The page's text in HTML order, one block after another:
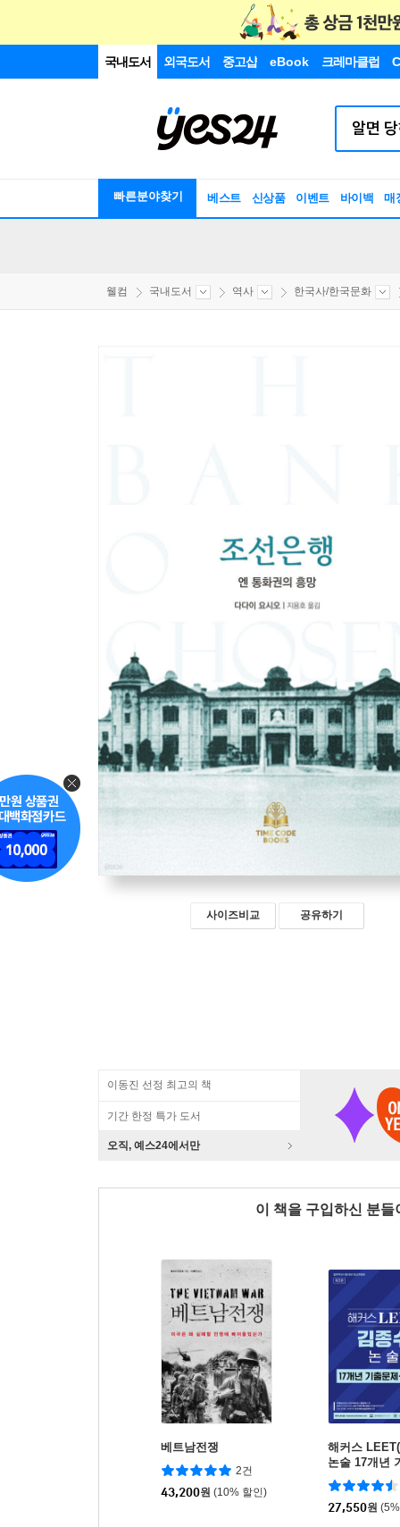
국내도서 외국도서 중고샵 eBook 크레마클럽
빠른분야찾기 베스트 신상품 이벤트 바이백 매
웰컴 국내도서 역사 한국사/한국문화
사이즈비교 공유하기
이동진 선정 최고의 책
기간 한정 특가 도서
오직, 예스24에서만
이 책을 구입하신 분
베트남전쟁
2건
43,200원 (10% 할인)
해커스
논술 17개년
설집
27,550원